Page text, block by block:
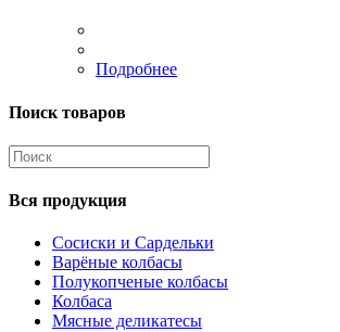
Подробнее
Поиск товаров
Искать:
Вся продукция
Сосиски и Сардельки
Варёные колбасы
Полукопченые колбасы
Колбаса
Мясные деликатесы